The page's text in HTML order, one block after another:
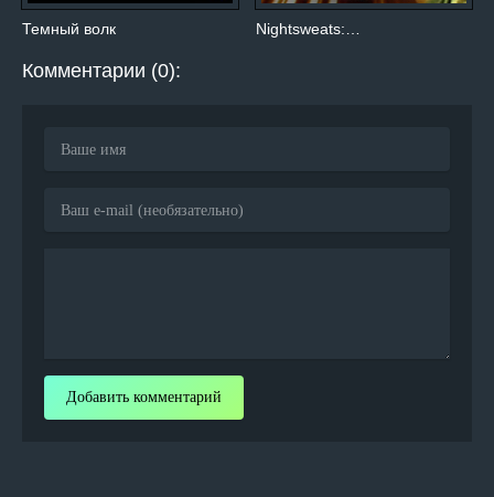
Темный волк Nightsweats:…
Комментарии (0):
Добавить комментарий